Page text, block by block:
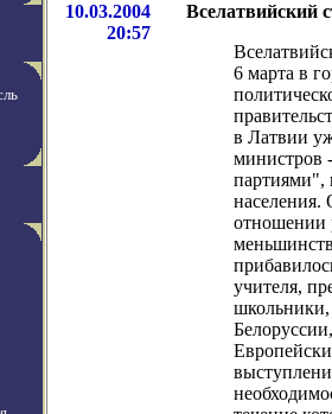
10.03.2004
20:57
Вселатвийский
6 марта в
в Латвии
министров
партиями",
населения.
отношении
учителя,